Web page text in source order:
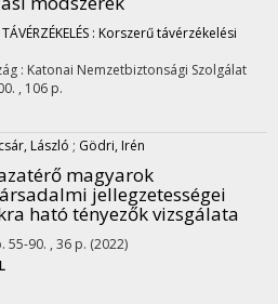
TÁVÉRZÉKELÉS : Korszerű távérzékelési
: Katonai Nemzetbiztonsági Szolgálat
, 106 p.
László ; Gödri, Irén
magyarok
jellegzetességei
ható tényezők vizsgálata
55-90. , 36 p. (2022)